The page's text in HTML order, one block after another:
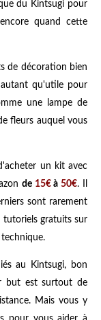
du Kintsugi pour
quand cette
de décoration bien
qu'utile pour
une lampe de
fleurs auquel vous
un kit avec
de 15€à50€. Il
sont rarement
tutoriels gratuits sur
au Kintsugi, bon
but est surtout de
Mais vous y